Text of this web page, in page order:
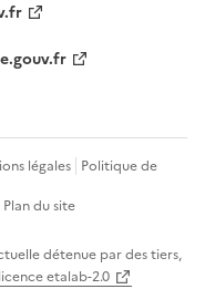
légales Politique de
Plan du site
détenue par des tiers,
licence etalab-2.0